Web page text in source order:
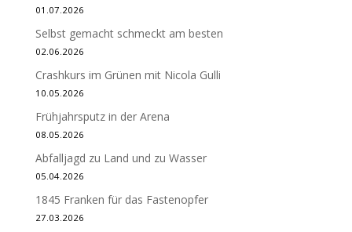
01.07.2026
Selbst gemacht schmeckt am besten
02.06.2026
Crashkurs im Grünen mit Nicola Gulli
10.05.2026
Frühjahrsputz in der Arena
08.05.2026
Abfalljagd zu Land und zu Wasser
05.04.2026
1845 Franken für das Fastenopfer
27.03.2026